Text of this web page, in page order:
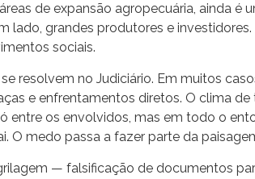
de expansão agropecuária, ainda é
lado, grandes produtores e
sociais.
resolvem no Judiciário. Em muitos
e enfrentamentos diretos. O clima de
entre os envolvidos, mas em todo o
O medo passa a fazer parte da
— falsificação de documentos